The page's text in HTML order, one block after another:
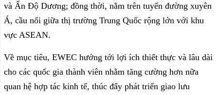
và Ấn Độ Dương; đồng thời, nằm trên tuyến đường xuyên
Á, cầu nối giữa thị trường Trung Quốc rộng lớn với khu
vực ASEAN.
Về mục tiêu, EWEC hướng tới lợi ích thiết thực và lâu dài
cho các quốc gia thành viên nhằm tăng cường hơn nữa
quan hệ hợp tác kinh tế, thúc đẩy phát triển giao lưu